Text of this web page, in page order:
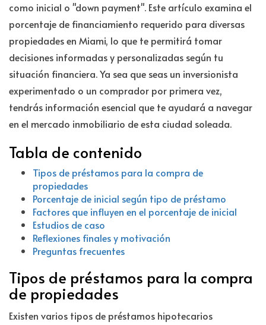
como inicial o "down payment". Este artículo examina el
porcentaje de financiamiento requerido para diversas
propiedades en Miami, lo que te permitirá tomar
decisiones informadas y personalizadas según tu
situación financiera. Ya sea que seas un inversionista
experimentado o un comprador por primera vez,
tendrás información esencial que te ayudará a navegar
en el mercado inmobiliario de esta ciudad soleada.
Tabla de contenido
Tipos de préstamos para la compra de
propiedades
Porcentaje de inicial según tipo de préstamo
Factores que influyen en el porcentaje de inicial
Estudios de caso
Reflexiones finales y motivación
Preguntas frecuentes
Tipos de préstamos para la compra
de propiedades
Existen varios tipos de préstamos hipotecarios